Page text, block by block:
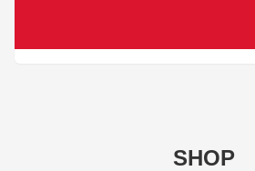
SHOP